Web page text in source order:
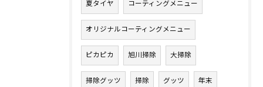
夏タイヤ コーティングメニュー
オリジナルコーティングメニュー
ピカピカ 旭川掃除 大掃除
掃除グッツ 掃除 グッツ 年末